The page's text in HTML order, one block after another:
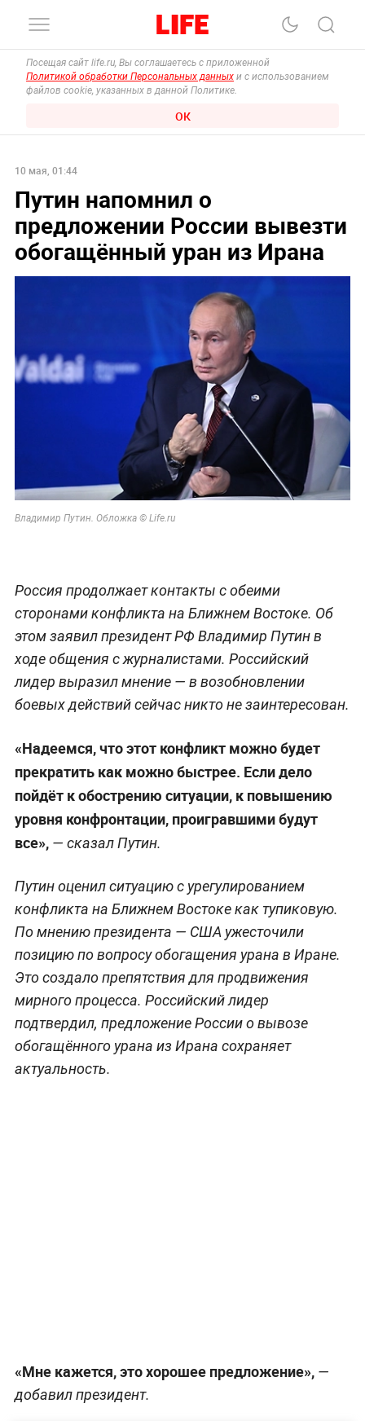
Посещая сайт life.ru, Вы соглашаетесь с приложенной
Политикой обработки Персональных данных и с использованием
файлов cookie, указанных в данной Политике.
ОК
10 мая, 01:44
Путин напомнил о
предложении России вывезти
обогащённый уран из Ирана
Владимир Путин. Обложка © Life.ru
Россия продолжает контакты с обеими
сторонами конфликта на Ближнем Востоке. Об
этом заявил президент РФ Владимир Путин в
ходе общения с журналистами. Российский
лидер выразил мнение — в возобновлении
боевых действий сейчас никто не заинтересован.
«Надеемся, что этот конфликт можно будет
прекратить как можно быстрее. Если дело
пойдёт к обострению ситуации, к повышению
уровня конфронтации, проигравшими будут
все»,— сказал Путин.
Путин оценил ситуацию с урегулированием
конфликта на Ближнем Востоке как тупиковую.
По мнению президента — США ужесточили
позицию по вопросу обогащения урана в Иране.
Это создало препятствия для продвижения
мирного процесса. Российский лидер
подтвердил, предложение России о вывозе
обогащённого урана из Ирана сохраняет
актуальность.
«Мне кажется, это хорошее предложение»,—
добавил президент.